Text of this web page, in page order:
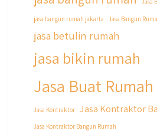
Untuk informasi lebih lanjut
di bio yaa
#kontraktorjakarta
#kontraktorbekasi
jasa bangun rumah jakarta Jasa Bangun
jasa betulin rumah
jasa bikin rumah
Jasa Buat Rumah
Jasa Kontraktor Jasa Kontraktor
Jasa Kontraktor Bangun Rumah